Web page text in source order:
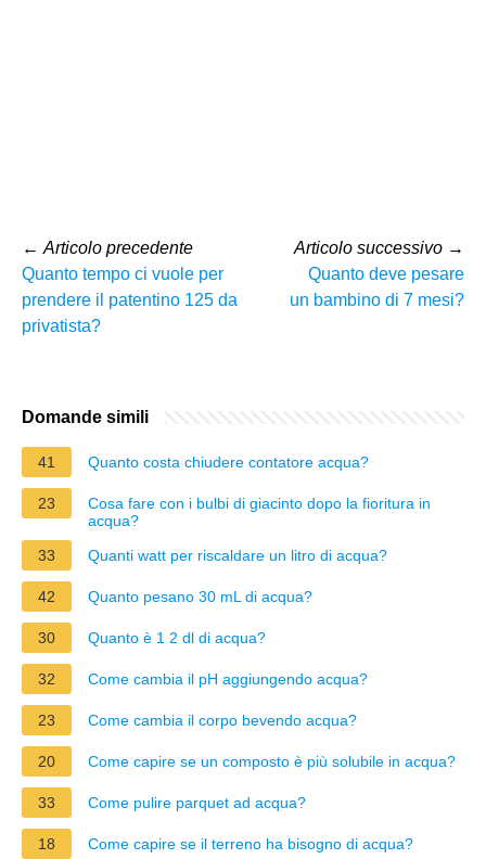
← Articolo precedente
Quanto tempo ci vuole per
prendere il patentino 125 da
privatista?
Articolo successivo →
Quanto deve pesare
un bambino di 7 mesi?
Domande simili
41 Quanto costa chiudere contatore acqua?
23
Cosa fare con i bulbi di giacinto dopo la fioritura in
acqua?
33
Quanti watt per riscaldare un litro di acqua?
42 Quanto pesano 30 mL di acqua?
30 Quanto è 1 2 dl di acqua?
32 Come cambia il pH aggiungendo acqua?
23 Come cambia il corpo bevendo acqua?
20 Come capire se un composto è più solubile in acqua?
33 Come pulire parquet ad acqua?
18 Come capire se il terreno ha bisogno di acqua?